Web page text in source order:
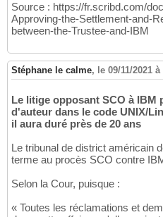
Source : https://fr.scribd.com/
Approving-the-Settlement-and-
between-the-Trustee-and-IBM
Stéphane le calme, le 09/11/2021
Le litige opposant SCO à
d'auteur dans le code UNIX/
il aura duré près de 20 ans
Le tribunal de district américain
terme au procès SCO contre
Selon la Cour, puisque :
« Toutes les réclamations et